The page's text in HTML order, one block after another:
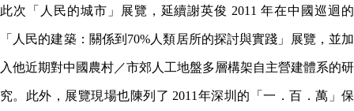
此次「人民的城市」展覽，延續謝英俊 2011年在中國巡迴的
「人民的建築：關係到70%人類居所的探討與實踐」展覽，並加
入他近期對中國農村／市郊人工地盤多層構架自主營建體系的研
究。此外，展覽現場也陳列了 2011年深圳的「一．百．萬」保